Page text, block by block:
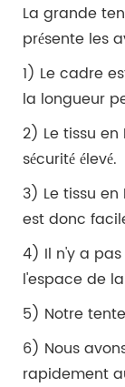
La grande
présente les
1) Le cadre
la longueur
2) Le tissu
sécurité élevé.
3) Le tissu
est donc
4) Il n'y a pas
l'espace de
5) Notre
6) Nous
rapidement